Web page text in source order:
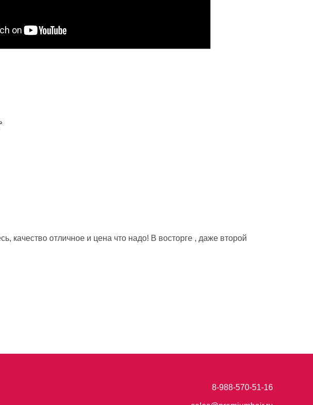
качество отличное и цена что надо! В восторге , даже второй
8-988-570-51-16